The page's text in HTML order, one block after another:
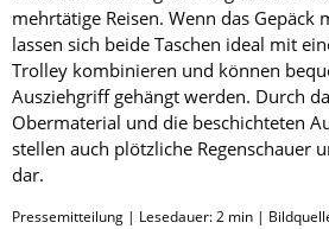
mehrtätige Reisen. Wenn das Gepäck
lassen sich beide Taschen ideal mit
Trolley kombinieren und können
Ausziehgriff gehängt werden. Durch
Obermaterial und die beschichteten
stellen auch plötzliche Regenschauer
dar.
Pressemitteilung | Lesedauer:2 min |